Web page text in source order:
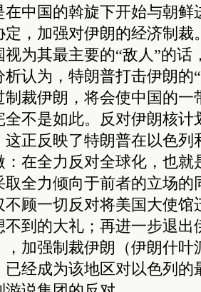
国的斡旋下开始与朝鲜
定，加强对伊朗的经济制裁
为其最主要的“敌人”的话
认为，特朗普打击伊朗的
制裁伊朗，将会使中国的一
不是如此。反对伊朗核计
这正反映了特朗普在以色列
：在全力反对全球化，也就
取全力倾向于前者的立场的
不顾一切反对将美国大使
不到的大礼；再进一步退出
，加强制裁伊朗（伊朗什
已经成为该地区对以色列